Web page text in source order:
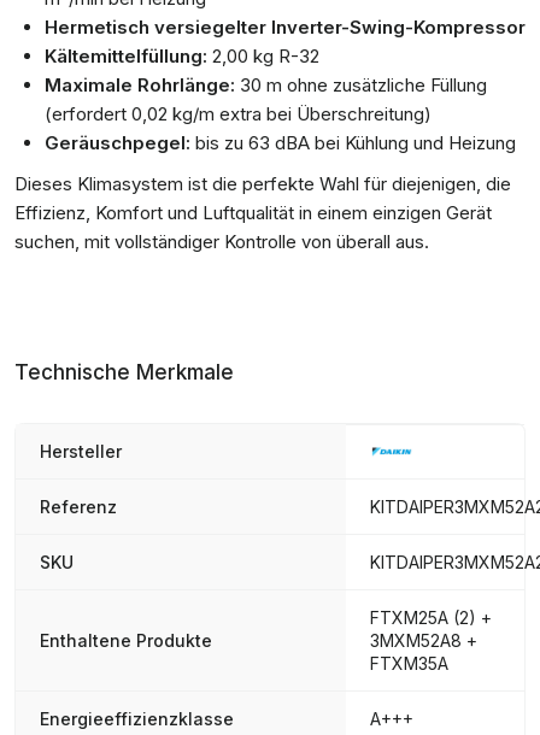
Hermetisch versiegelter Inverter-Swing-Kompressor
Kältemittelfüllung: 2,00 kg R-32
Maximale Rohrlänge: 30 m ohne zusätzliche Füllung
(erfordert 0,02 kg/m extra bei Überschreitung)
Geräuschpegel: bis zu 63 dBA bei Kühlung und Heizung
Dieses Klimasystem ist die perfekte Wahl für diejenigen, die
Effizienz, Komfort und Luftqualität in einem einzigen Gerät
suchen, mit vollständiger Kontrolle von überall aus.
Technische Merkmale
Hersteller
Referenz
SKU
Enthaltene Produkte
FTXM25A (2) +
3MXM52A8 +
FTXM35A
Energieeffizienzklasse A+++